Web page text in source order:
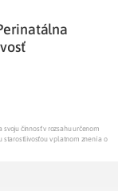
činnosť v rozsahu určenom
starostlivosťou v platnom znení a o